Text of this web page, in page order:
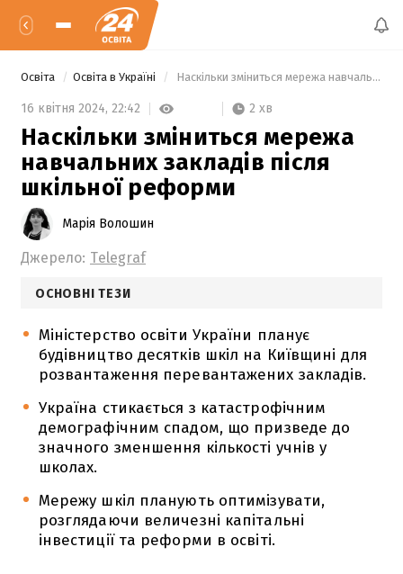
Освіта Освіта в Україні Наскільки зміниться мережа навчальних закладів після шкільної реформи
16 квітня 2024, 22:42 2 хв
Наскільки зміниться мережа
навчальних закладів після
шкільної реформи
Марія Волошин
Джерело: Telegraf
ОСНОВНІ ТЕЗИ
Міністерство освіти України планує
будівництво десятків шкіл на Київщині для
розвантаження перевантажених закладів.
Україна стикається з катастрофічним
демографічним спадом, що призведе до
значного зменшення кількості учнів у
школах.
Мережу шкіл планують оптимізувати,
розглядаючи величезні капітальні
інвестиції та реформи в освіті.